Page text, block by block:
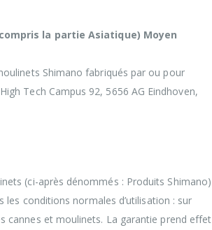
la partie Asiatique) Moyen
Shimano fabriqués par ou pour
Tech Campus 92, 5656 AG Eindhoven,
(ci-après dénommés : Produits Shimano)
conditions normales d’utilisation : sur
cannes et moulinets. La garantie prend effet